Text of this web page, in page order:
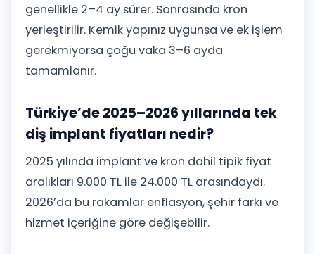
genellikle 2–4 ay sürer. Sonrasında kron
yerleştirilir. Kemik yapınız uygunsa ve ek işlem
gerekmiyorsa çoğu vaka 3–6 ayda
tamamlanır.
Türkiye’de 2025–2026 yıllarında tek
diş implant fiyatları nedir?
2025 yılında implant ve kron dahil tipik fiyat
aralıkları 9.000 TL ile 24.000 TL arasındaydı.
2026’da bu rakamlar enflasyon, şehir farkı ve
hizmet içeriğine göre değişebilir.